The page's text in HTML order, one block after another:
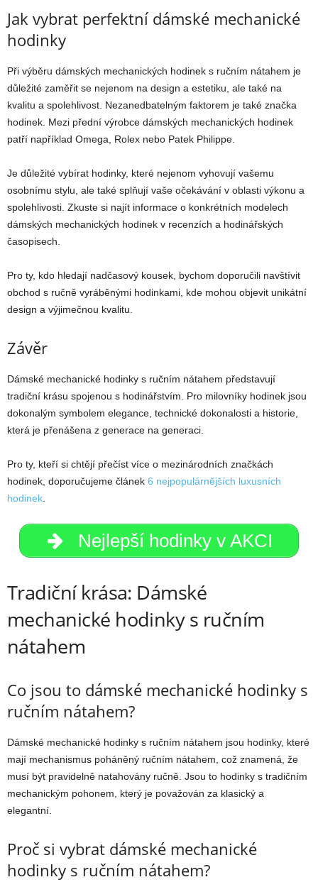
Jak vybrat perfektní dámské mechanické
hodinky
Při výběru dámských mechanických hodinek s ručním nátahem je
důležité zaměřit se nejenom na design a estetiku, ale také na
kvalitu a spolehlivost. Nezanedbatelným faktorem je také značka
hodinek. Mezi přední výrobce dámských mechanických hodinek
patří například Omega, Rolex nebo Patek Philippe.
Je důležité vybírat hodinky, které nejenom vyhovují vašemu
osobnímu stylu, ale také splňují vaše očekávání v oblasti výkonu a
spolehlivosti. Zkuste si najít informace o konkrétních modelech
dámských mechanických hodinek v recenzích a hodinářských
časopisech.
Pro ty, kdo hledají nadčasový kousek, bychom doporučili navštívit
obchod s ručně vyráběnými hodinkami, kde mohou objevit unikátní
design a výjimečnou kvalitu.
Závěr
Dámské mechanické hodinky s ručním nátahem představují
tradiční krásu spojenou s hodinářstvím. Pro milovníky hodinek jsou
dokonalým symbolem elegance, technické dokonalosti a historie,
která je přenášena z generace na generaci.
Pro ty, kteří si chtějí přečíst více o mezinárodních značkách
hodinek, doporučujeme článek 6 nejpopulárnějších luxusních
hodinek
Nejlepší hodinky v AKCI
Tradiční krása: Dámské
mechanické hodinky s ručním
nátahem
Co jsou to dámské mechanické hodinky s
ručním nátahem?
Dámské mechanické hodinky s ručním nátahem jsou hodinky, které
mají mechanismus poháněný ručním nátahem, což znamená, že
musí být pravidelně natahovány ručně. Jsou to hodinky s tradičním
mechanickým pohonem, který je považován za klasický a
elegantní.
Proč si vybrat dámské mechanické
hodinky s ručním nátahem?